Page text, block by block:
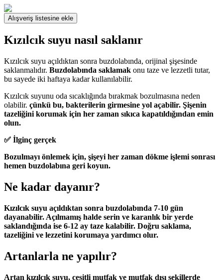
Alışveriş listesine ekle
Kızılcık suyu nasıl saklanır
Kızılcık suyu açıldıktan sonra buzdolabında, orijinal şişesinde
saklanmalıdır. Buzdolabında saklamak onu taze ve lezzetli tutar,
bu sayede iki haftaya kadar kullanılabilir.
Kızılcık suyunu oda sıcaklığında bırakmak bozulmasına neden
olabilir. çünkü bu, bakterilerin girmesine yol açabilir. Şişenin
tazeliğini korumak için her zaman sıkıca kapatıldığından emin
olun.
✅ İlginç gerçek
Bozulmayı önlemek için, şişeyi her zaman dökme işlemi sonrası
hemen buzdolabına geri koyun.
Ne kadar dayanır?
Kızılcık suyu açıldıktan sonra buzdolabında 7-10 gün
dayanabilir. Açılmamış halde serin ve karanlık bir yerde
saklandığında ise 6-12 ay taze kalabilir. Doğru saklama,
tazeliğini ve lezzetini korumaya yardımcı olur.
Artanlarla ne yapılır?
Artan kızılcık suyu, çeşitli mutfak ve mutfak dışı şekillerde